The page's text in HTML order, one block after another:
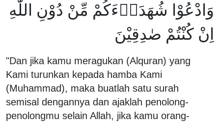
وَادْعُوْا شُهَدَاۤءَكُمْ مِّنْ دُوْنِ اللّٰهِ
اِنْ كُنْتُمْ صٰدِقِيْنَ
"Dan jika kamu meragukan (Alquran) yang
Kami turunkan kepada hamba Kami
(Muhammad), maka buatlah satu surah
semisal dengannya dan ajaklah penolong-
penolongmu selain Allah, jika kamu orang-